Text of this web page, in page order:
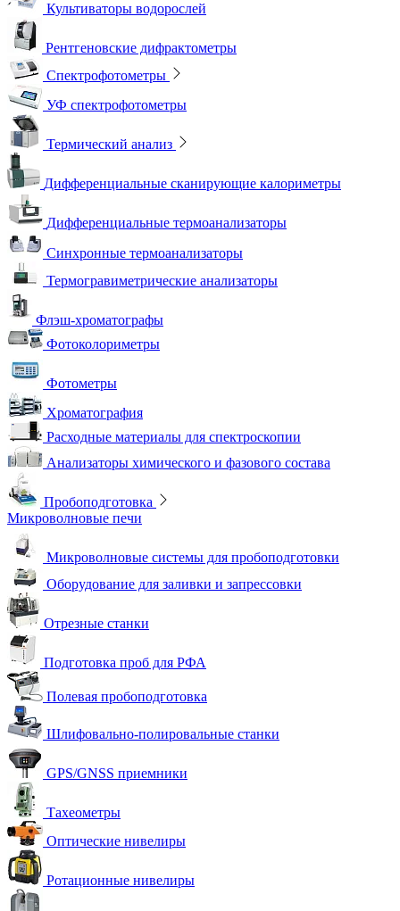
Культиваторы водорослей
Рентгеновские дифрактометры
Спектрофотометры
УФ спектрофотометры
Термический анализ
Дифференциальные сканирующие калориметры
Дифференциальные термоанализаторы
Синхронные термоанализаторы
Термогравиметрические анализаторы
Флэш-хроматографы
Фотоколориметры
Фотометры
Хроматография
Расходные материалы для спектроскопии
Анализаторы химического и фазового состава
Пробоподготовка
Микроволновые печи
Микроволновые системы для пробоподготовки
Оборудование для заливки и запрессовки
Отрезные станки
Подготовка проб для РФА
Полевая пробоподготовка
Шлифовально-полировальные станки
GPS/GNSS приемники
Тахеометры
Оптические нивелиры
Ротационные нивелиры